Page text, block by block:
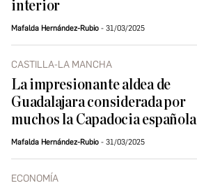
interior
Mafalda Hernández-Rubio 31/03/2025
CASTILLA-LA MANCHA
La impresionante aldea de
Guadalajara considerada por
muchos la Capadocia española
Mafalda Hernández-Rubio 31/03/2025
ECONOMÍA